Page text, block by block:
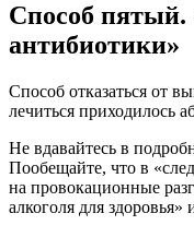
Способ пятый.
антибиотики»
Способ отказаться от
лечиться приходилось
Не вдавайтесь в
Пообещайте, что в
на провокационные
алкоголя для